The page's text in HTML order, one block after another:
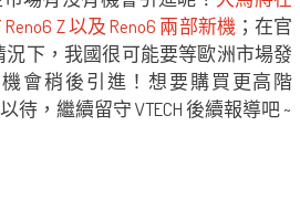
Z 以及 Reno6 兩部新機；在官
況下，我國很可能要等歐洲市場發
機會稍後引進！想要購買更高階
待，繼續留守 VTECH 後續報導吧 ~